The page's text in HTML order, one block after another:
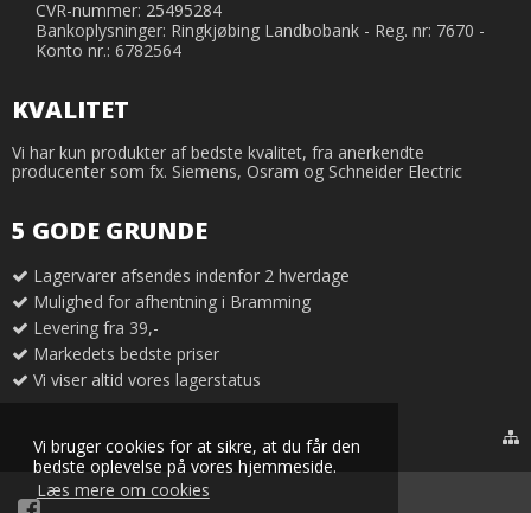
Vi bruger cookies for at sikre, at du får den
bedste oplevelse på vores hjemmeside.
Læs mere om cookies
CVR-nummer: 25495284
Bankoplysninger: Ringkjøbing Landbobank - Reg. nr: 7670 -
Konto nr.: 6782564
KVALITET
Vi har kun produkter af bedste kvalitet, fra anerkendte
producenter som fx. Siemens, Osram og Schneider Electric
5 GODE GRUNDE
Lagervarer afsendes indenfor 2 hverdage
Mulighed for afhentning i Bramming
Levering fra 39,-
Markedets bedste priser
Vi viser altid vores lagerstatus